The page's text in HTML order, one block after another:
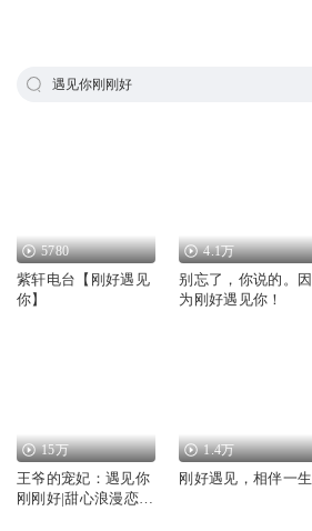
遇见你刚刚好
5780
紫轩电台【刚好遇见
你】
4.1万
别忘了，你说的。因
为刚好遇见你！
15万
王爷的宠妃：遇见你
刚刚好|甜心浪漫恋上
1.4万
刚好遇见，相伴一生